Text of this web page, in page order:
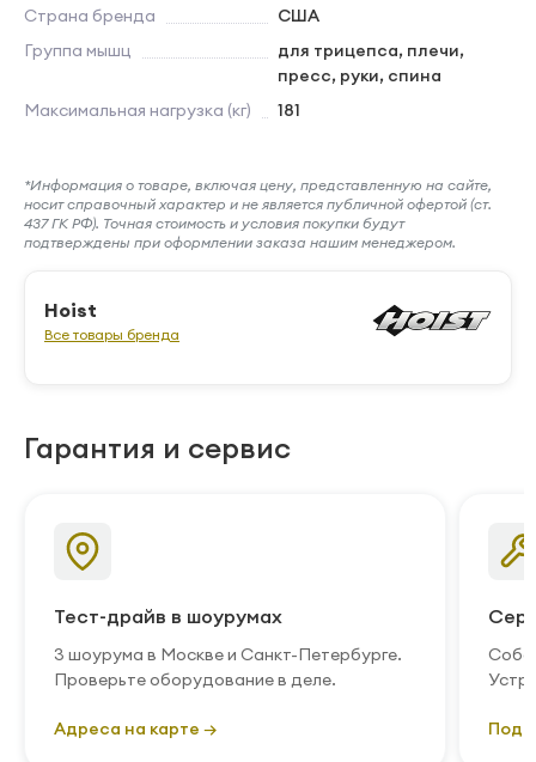
Страна бренда
США
Группа мышц
для трицепса, плечи,
пресс, руки, спина
Максимальная нагрузка (кг)
181
*Информация о товаре, включая цену, представленную на сайте,
носит справочный характер и не является публичной офертой (ст.
437 ГК РФ). Точная стоимость и условия покупки будут
подтверждены при оформлении заказа нашим менеджером.
Hoist
Все товары бренда
Гарантия и сервис
Тест-драйв в шоурумах
3 шоурума в Москве и Санкт-Петербурге.
Проверьте оборудование в деле.
Адреса на карте →